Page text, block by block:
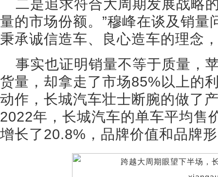
二是追求符合大周期发展战略
量的市场份额。”穆峰在谈及销量
秉承诚信造车、良心造车的理念
事实也证明销量不等于质量，
货量，却拿走了市场85%以上的
动作，长城汽车壮士断腕的做了
2022年，长城汽车的单车平均售
增长了20.8%，品牌价值和品牌